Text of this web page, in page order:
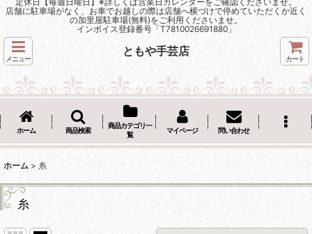
店舗に駐車場がなく、お車でお越しの際は店舗へ横づけで停めていただくか近く
の加里屋駐車場(無料)をご利用くださいませ。
インボイス登録番号「T7810026691880」
メニュー
ともや手芸店
カート
ホーム 商品検索
商品カテゴリ一
覧
マイページ 問い合わせ
ホーム > 糸
糸